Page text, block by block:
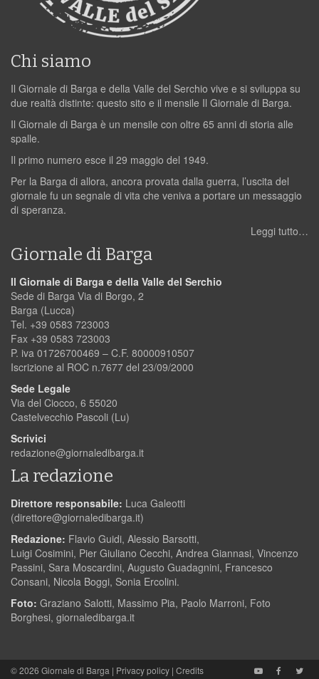
Chi siamo
Il Giornale di Barga e della Valle del Serchio vive e si sviluppa su
due realtà distinte: questo sito e il mensile Il Giornale di Barga.
Il Giornale di Barga è un mensile con oltre 65 anni di storia alle
spalle.
Il primo numero esce il 29 maggio del 1949.
Per la Barga di allora, ancora provata dalla guerra, l’uscita del
giornale fu un segnale di vita che veniva a portare un messaggio
di speranza.
Leggi tutto…
Giornale di Barga
Il Giornale di Barga e della Valle del Serchio
Sede di Barga Via di Borgo, 2
Barga (Lucca)
Tel. +39 0583 723003
Fax +39 0583 723003
P. iva 01726700469 – C.F. 80000910507
Iscrizione al ROC n.7677 del 23/09/2000
Sede Legale
Via del Ciocco, 6 55020
Castelvecchio Pascoli (Lu)
Scrivici
redazione@giornaledibarga.it
La redazione
Direttore responsabile: Luca Galeotti
(direttore@giornaledibarga.it)
Redazione: Flavio Guidi, Alessio Barsotti,
Luigi Cosimini, Pier Giuliano Cecchi, Andrea Giannasi, Vincenzo
Passini, Sara Moscardini, Augusto Guadagnini, Francesco
Consani, Nicola Boggi, Sonia Ercolini.
Foto: Graziano Salotti, Massimo Pia, Paolo Marroni, Foto
Borghesi, giornaledibarga.it
© 2026 Giornale di Barga | Privacy policy | Credits